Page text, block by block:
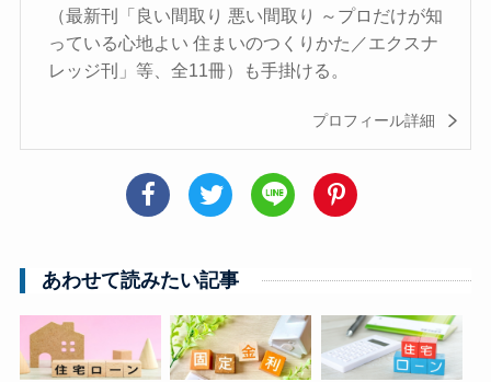
（最新刊「良い間取り 悪い間取り ～プロだけが知
っている心地よい 住まいのつくりかた／エクスナ
レッジ刊」等、全11冊）も手掛ける。
プロフィール詳細
あわせて読みたい記事